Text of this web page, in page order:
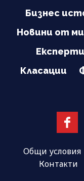
Бизнес
Новини от
Експерти
Класации
Общи условия
Контакти